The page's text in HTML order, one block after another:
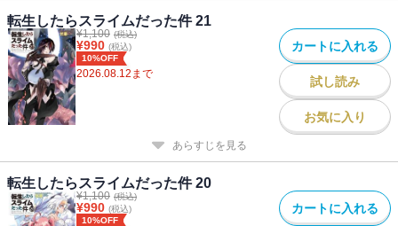
転生したらスライムだった件 21
¥1,100 (税込)
¥990 (税込)
10%OFF
2026.08.12 まで
カートに入れる
試し読み
お気に入り
あらすじを見る
転生したらスライムだった件 20
¥1,100 (税込)
¥990 (税込)
10%OFF
カートに入れる